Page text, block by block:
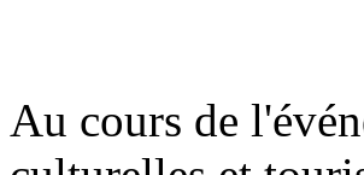
Au cours de